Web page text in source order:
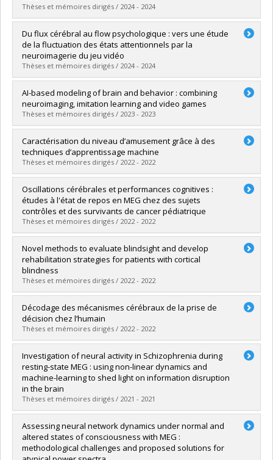
Lien vers le document dans Papyrus
Thèses et mémoires dirigés / 2024 - 2024
Diplômé(e) :El Khantour, Clara
Cycle :Maîtrise
Diplôme obtenu :M. Sc.
Lien vers le document dans Papyrus
Du flux cérébral au flow psychologique : vers une étude
de la fluctuation des états attentionnels par la
neuroimagerie du jeu vidéo
Thèses et mémoires dirigés / 2024 - 2024
Diplômé(e) :Harel, Yann
Cycle :Doctorat
Diplôme obtenu :Ph. D.
Lien vers le document dans Papyrus
AI-based modeling of brain and behavior : combining
neuroimaging, imitation learning and video games
Thèses et mémoires dirigés / 2023 - 2023
Diplômé(e) :Kemtur, Anirudha
Cycle :Maîtrise
Diplôme obtenu :M. Sc.
Lien vers le document dans Papyrus
Caractérisation du niveau d’amusement grâce à des
techniques d’apprentissage machine
Thèses et mémoires dirigés / 2022 - 2022
Diplômé(e) :Toupin, Gabrielle
Cycle :Maîtrise
Diplôme obtenu :M. Sc.
Lien vers le document dans Papyrus
Oscillations cérébrales et performances cognitives :
études à l'état de repos en MEG chez des sujets
contrôles et des survivants de cancer pédiatrique
Thèses et mémoires dirigés / 2022 - 2022
Diplômé(e) :Oswald, Victor
Cycle :Doctorat
Diplôme obtenu :
Lien vers le document dans Papyrus
Novel methods to evaluate blindsight and develop
rehabilitation strategies for patients with cortical
blindness
Thèses et mémoires dirigés / 2022 - 2022
Diplômé(e) :Hadid, Vanessa
Cycle :Doctorat
Diplôme obtenu :Ph. D.
Lien vers le document dans Papyrus
Décodage des mécanismes cérébraux de la prise de
décision chez l’humain
Thèses et mémoires dirigés / 2022 - 2022
Diplômé(e) : Thiery, Thomas
Cycle :Doctorat
Diplôme obtenu :Ph. D.
Lien vers le document dans Papyrus
Investigation of neural activity in Schizophrenia during
resting-state MEG : using non-linear dynamics and
machine-learning to shed light on information disruption
in the brain
Thèses et mémoires dirigés / 2021 - 2021
Diplômé(e) :Alamian, Golnoush
Cycle :Doctorat
Diplôme obtenu :Ph. D.
Lien vers le document dans Papyrus
Assessing neural network dynamics under normal and
altered states of consciousness with MEG :
methodological challenges and proposed solutions for